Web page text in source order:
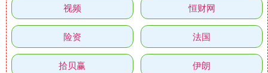
视频 恒财网
险资 法国
拾贝赢 伊朗